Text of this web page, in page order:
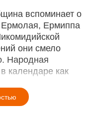
вспоминает о
Ермолая, Ермиппа
они смело
Народная
календаре как